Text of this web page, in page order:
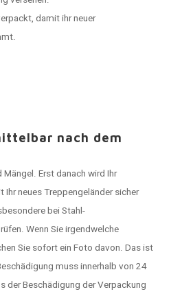
damit ihr neuer
nach dem
Erst danach wird Ihr
neues Treppengeländer sicher
bei Stahl-
Wenn Sie irgendwelche
Sie sofort ein Foto davon. Das ist
muss innerhalb von 24
der Beschädigung der Verpackung